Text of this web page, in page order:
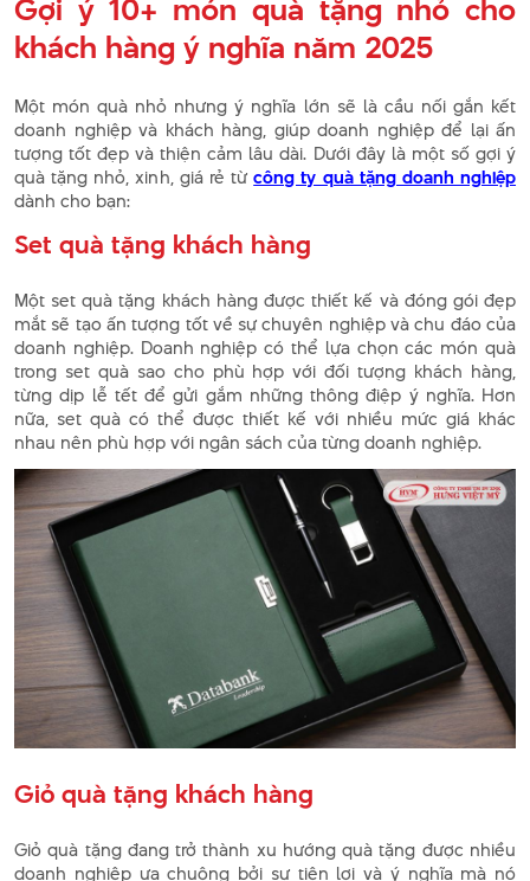
Gợi ý 10+ món quà tặng nhỏ cho
khách hàng ý nghĩa năm 2025
Một món quà nhỏ nhưng ý nghĩa lớn sẽ là cầu nối gắn kết
doanh nghiệp và khách hàng, giúp doanh nghiệp để lại ấn
tượng tốt đẹp và thiện cảm lâu dài. Dưới đây là một số gợi ý
quà tặng nhỏ, xinh, giá rẻ từcông ty quà tặng doanh nghiệp
dành cho bạn:
Set quà tặng khách hàng
Một set quà tặng khách hàng được thiết kế và đóng gói đẹp
mắt sẽ tạo ấn tượng tốt về sự chuyên nghiệp và chu đáo của
doanh nghiệp. Doanh nghiệp có thể lựa chọn các món quà
trong set quà sao cho phù hợp với đối tượng khách hàng,
từng dịp lễ tết để gửi gắm những thông điệp ý nghĩa. Hơn
nữa, set quà có thể được thiết kế với nhiều mức giá khác
nhau nên phù hợp với ngân sách của từng doanh nghiệp.
Giỏ quà tặng khách hàng
Giỏ quà tặng đang trở thành xu hướng quà tặng được nhiều
doanh nghiệp ưa chuộng bởi sự tiện lợi và ý nghĩa mà nó